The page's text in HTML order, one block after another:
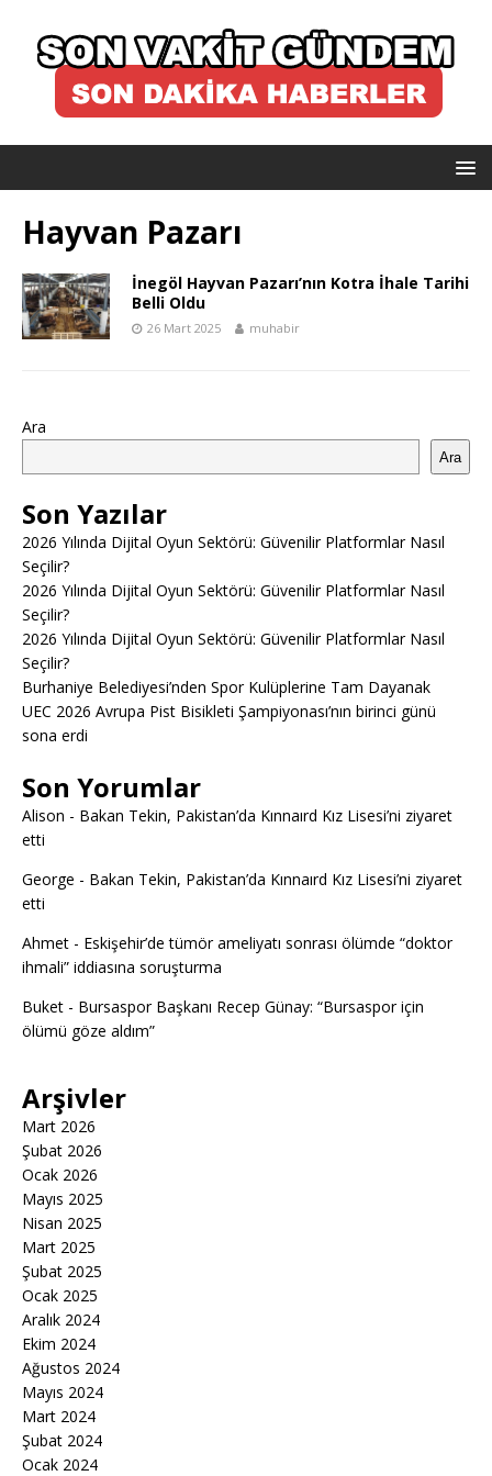
Hayvan Pazarı
İnegöl Hayvan Pazarı’nın Kotra İhale Tarihi
Belli Oldu
26 Mart 2025 muhabir
Ara
Ara
Son Yazılar
2026 Yılında Dijital Oyun Sektörü: Güvenilir Platformlar Nasıl
Seçilir?
2026 Yılında Dijital Oyun Sektörü: Güvenilir Platformlar Nasıl
Seçilir?
2026 Yılında Dijital Oyun Sektörü: Güvenilir Platformlar Nasıl
Seçilir?
Burhaniye Belediyesi’nden Spor Kulüplerine Tam Dayanak
UEC 2026 Avrupa Pist Bisikleti Şampiyonası’nın birinci günü
sona erdi
Son Yorumlar
Alison - Bakan Tekin, Pakistan’da Kınnaırd Kız Lisesi’ni ziyaret
etti
George - Bakan Tekin, Pakistan’da Kınnaırd Kız Lisesi’ni ziyaret
etti
Ahmet - Eskişehir’de tümör ameliyatı sonrası ölümde “doktor
ihmali” iddiasına soruşturma
Buket - Bursaspor Başkanı Recep Günay: “Bursaspor için
ölümü göze aldım”
Arşivler
Mart 2026
Şubat 2026
Ocak 2026
Mayıs 2025
Nisan 2025
Mart 2025
Şubat 2025
Ocak 2025
Aralık 2024
Ekim 2024
Ağustos 2024
Mayıs 2024
Mart 2024
Şubat 2024
Ocak 2024